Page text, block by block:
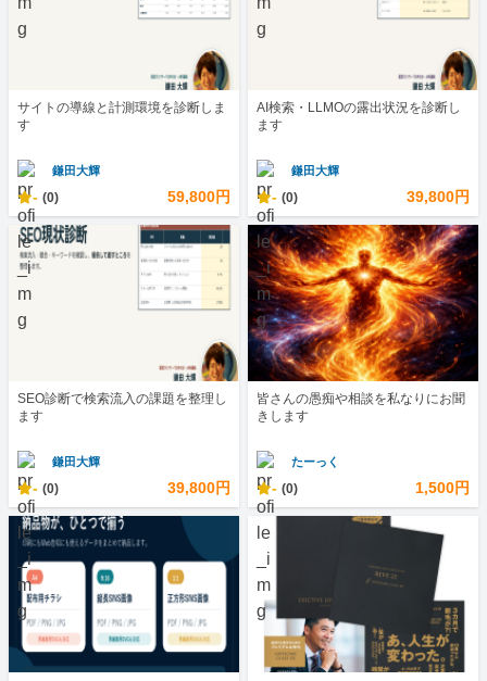
サイトの導線と計測環境を診断しま
す
鎌田大輝
- (0) 59,800円
AI検索・LLMOの露出状況を診断し
ます
鎌田大輝
- (0) 39,800円
SEO診断で検索流入の課題を整理し
ます
鎌田大輝
- (0) 39,800円
皆さんの愚痴や相談を私なりにお聞
きします
たーっく
- (0) 1,500円